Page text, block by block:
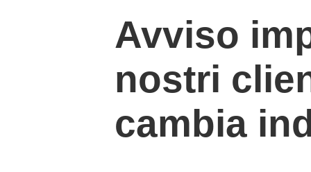
Avviso
nostri
cambia